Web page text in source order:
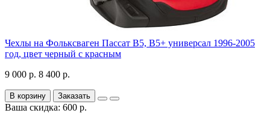
Чехлы на Фольксваген Пассат В5, В5+ универсал 1996-2005
год, цвет черный с красным
9 000 р. 8 400 р.
В корзину Заказать
Ваша скидка: 600 р.